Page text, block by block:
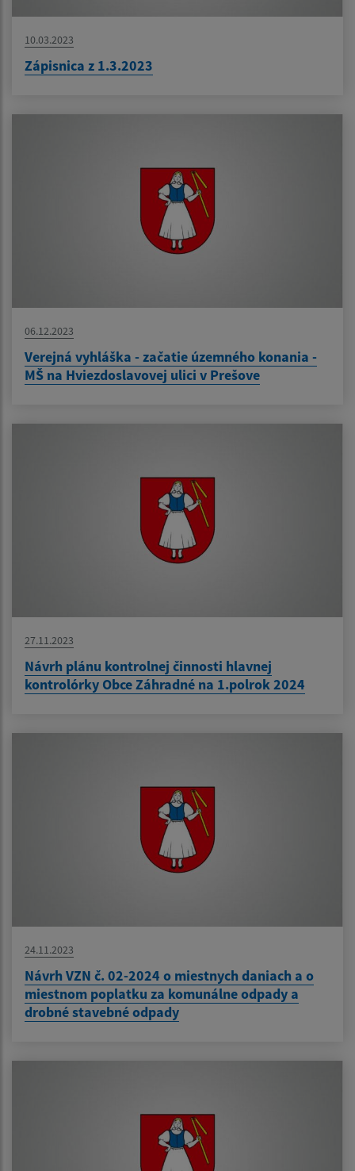
10.03.2023
Zápisnica z 1.3.2023
06.12.2023
Verejná vyhláška - začatie územného konania -
MŠ na Hviezdoslavovej ulici v Prešove
27.11.2023
Návrh plánu kontrolnej činnosti hlavnej
kontrolórky Obce Záhradné na 1.polrok 2024
24.11.2023
Návrh VZN č. 02-2024 o miestnych daniach a o
miestnom poplatku za komunálne odpady a
drobné stavebné odpady